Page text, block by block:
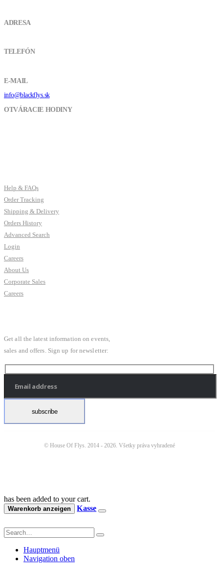
ADRESA
TELEFÓN
E-MAIL
info@blackflys.sk
OTVÁRACIE HODINY
Help & FAQs
Order Tracking
Shipping & Delivery
Orders History
Advanced Search
Login
Careers
About Us
Corporate Sales
Careers
Get all the latest information on events,
sales and offers. Sign up for newsletter:
© House Of Flys. 2014 - 2026. Všetky práva vyhradené
has been added to your cart.
Warenkorb anzeigen Kasse
Hauptmenü
Navigation oben